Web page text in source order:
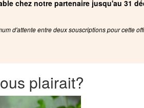
chez notre partenaire jusqu'au 31
d'attente entre deux souscriptions pour cette
plairait?